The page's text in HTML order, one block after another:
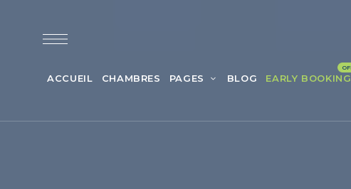
ACCUEIL CHAMBRES PAGES BLOG EARLY BOOKING